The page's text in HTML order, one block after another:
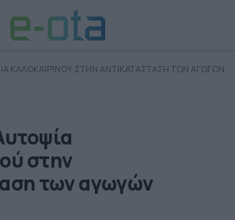
ΚΑΛΟΚΑΙΡΙΝΟΥ ΣΤΗΝ ΑΝΤΙΚΑΤΑΣΤΑΣΗ ΤΩΝ ΑΓΩΓΩΝ
στην
των αγωγών